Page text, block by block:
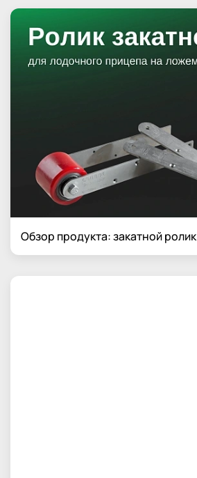
Обзор продукта: закатной ролик